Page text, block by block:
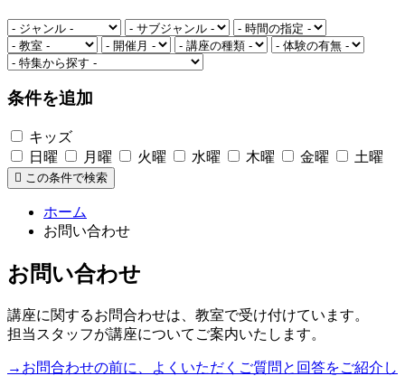
条件を追加
キッズ
日曜
月曜 火曜 水曜 木曜 金曜 土曜
この条件で検索
ホーム
お問い合わせ
お問い合わせ
講座に関するお問合わせは、教室で受け付けています。
担当スタッフが講座についてご案内いたします。
→お問合わせの前に、よくいただくご質問と回答をご紹介し